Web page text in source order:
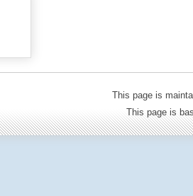
This page is
This page is